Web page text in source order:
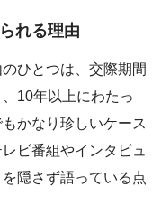
れる理由
ひとつは、交際期間
10年以上にわたっ
かなり珍しいケース
ビ番組やインタビュ
隠さず語っている点